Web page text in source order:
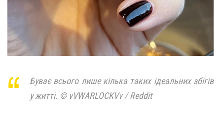
Буває всього лише кілька таких ідеальних збігів
у житті. © vVWARLOCKVv / Reddit